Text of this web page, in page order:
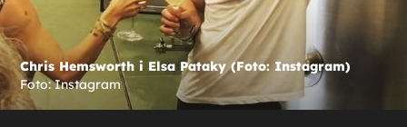
Chris Hemsworth i Elsa Pataky (Foto: Instagram)
Foto: Instagram